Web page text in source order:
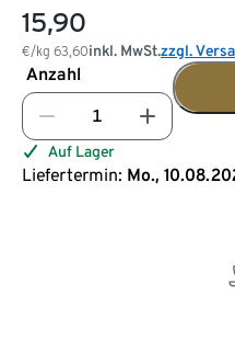
15,90
€/kg 63,60inkl. MwSt.zzgl.
Anzahl
Auf Lager
Liefertermin: Mo.,